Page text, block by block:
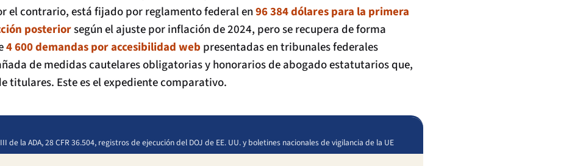
el contrario, está fijado por reglamento federal en96 384 dólares para la primera
posteriorsegún el ajuste por inflación de 2024, pero se recupera de forma
4 600 demandas por accesibilidad web presentadas en tribunales federales
de medidas cautelares obligatorias y honorarios de abogado estatutarios que,
titulares. Este es el expediente comparativo.
la ADA, 28 CFR 36.504, registros de ejecución del DOJ de EE. UU. y boletines nacionales de vigilancia de la UE